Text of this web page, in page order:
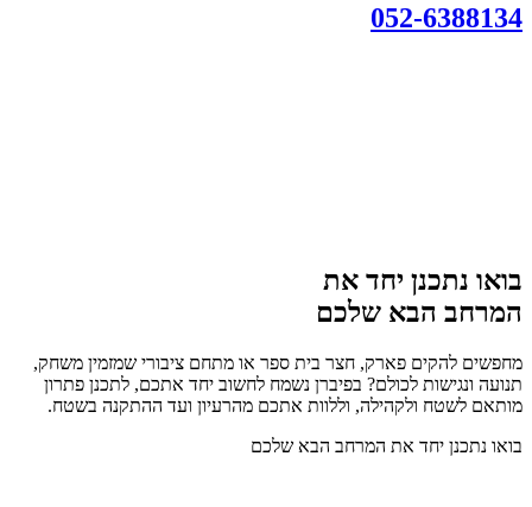
052-6388134
בואו נתכנן יחד את
המרחב הבא שלכם
מחפשים להקים פארק, חצר בית ספר או מתחם ציבורי שמזמין משחק,
תנועה ונגישות לכולם? בפיברן נשמח לחשוב יחד אתכם, לתכנן פתרון
מותאם לשטח ולקהילה, וללוות אתכם מהרעיון ועד ההתקנה בשטח.
בואו נתכנן יחד את המרחב הבא שלכם